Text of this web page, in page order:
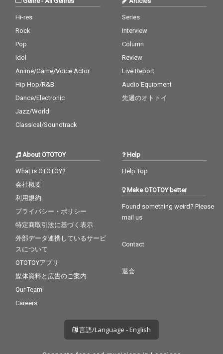
Hi-res
Rock
Pop
Idol
Anime/Game/Voice Actor
Hip Hop/R&B
Dance/Electronic
Jazz/World
Classical/Soundtrack
Series
Interview
Column
Review
Live Report
Audio Equipment
先週のオトトイ
About OTOTOY
What is OTOTOY?
会社概要
利用規約
プライバシー・ポリシー
特定商取引法に基づく表示
外部データ連携しているサービ
スについて
OTOTOYアプリ
媒体資料と広告のご案内
Our Team
Careers
Help
Help Top
Make OTOTOY better
Found something weird? Please
mail us
Contact
退会
言語/Language - English